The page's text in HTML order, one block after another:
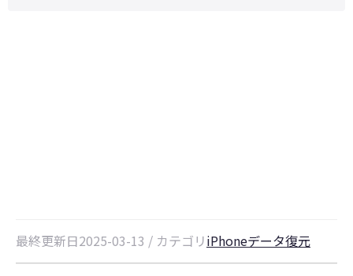
最終更新日2025-03-13 / カテゴリiPhoneデータ復元